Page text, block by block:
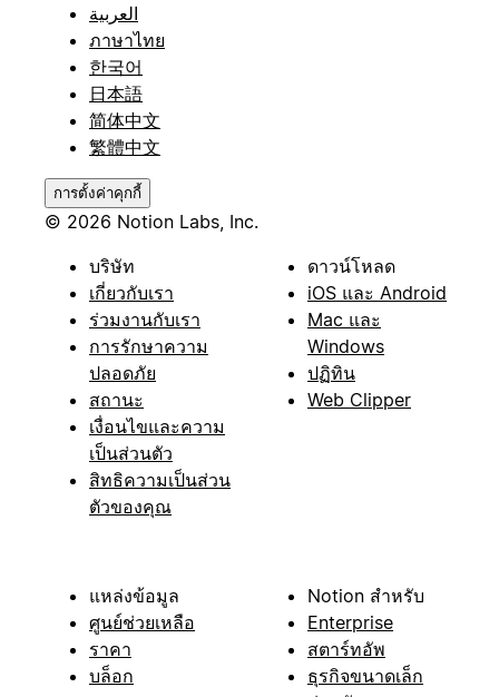
العربية
ภาษาไทย
한국어
日本語
简体中文
繁體中文
การตั้งค่าคุกกี้
© 2026 Notion Labs, Inc.
บริษัท
เกี่ยวกับเรา
ร่วมงานกับเรา
การรักษาความ
ปลอดภัย
สถานะ
เงื่อนไขและความ
เป็นส่วนตัว
สิทธิความเป็นส่วน
ตัวของคุณ
ดาวน์โหลด
iOS และ Android
Mac และ
Windows
ปฏิทิน
Web Clipper
แหล่งข้อมูล
ศูนย์ช่วยเหลือ
ราคา
บล็อก
Notion สำหรับ
Enterprise
สตาร์ทอัพ
ธุรกิจขนาดเล็ก